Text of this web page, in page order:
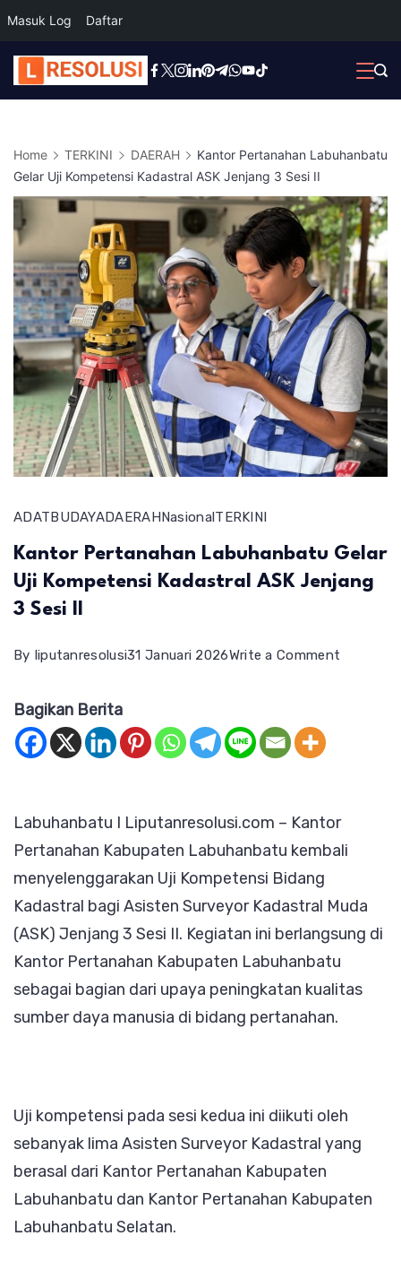
Masuk Log Daftar
Skip
to
Home TERKINI DAERAH
Kantor Pertanahan Labuhanbatu
Gelar Uji Kompetensi Kadastral ASK Jenjang 3 Sesi II
ADATBUDAYADAERAHNasionalTERKINI
Kantor Pertanahan Labuhanbatu Gelar
Uji Kompetensi Kadastral ASK Jenjang
3 Sesi II
By liputanresolusi31 Januari 2026Write a Comment
Kadastral
Jenjang
3
Sesi
II
Bagikan Berita
Labuhanbatu I Liputanresolusi.com – Kantor
Pertanahan Kabupaten Labuhanbatu kembali
menyelenggarakan Uji Kompetensi Bidang
Kadastral bagi Asisten Surveyor Kadastral Muda
(ASK) Jenjang 3 Sesi II. Kegiatan ini berlangsung di
Kantor Pertanahan Kabupaten Labuhanbatu
sebagai bagian dari upaya peningkatan kualitas
sumber daya manusia di bidang pertanahan.
Uji kompetensi pada sesi kedua ini diikuti oleh
sebanyak lima Asisten Surveyor Kadastral yang
berasal dari Kantor Pertanahan Kabupaten
Labuhanbatu dan Kantor Pertanahan Kabupaten
Labuhanbatu Selatan.